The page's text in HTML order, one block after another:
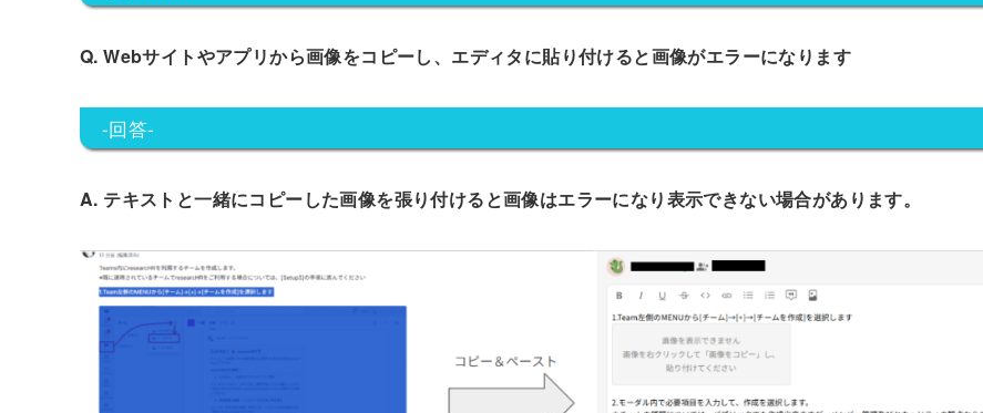
Q. Webサイトやアプリから画像をコピーし、エディタに貼り付けると画像がエラーになります
-回答-
A. テキストと一緒にコピーした画像を張り付けると画像はエラーになり表示できない場合があります。